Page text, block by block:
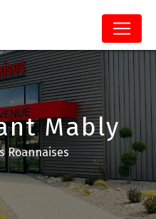
Mably
Roannaises